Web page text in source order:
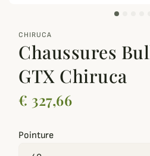
CHIRUCA
Chaussures
GTX Chiruca
€ 327,66
Pointure